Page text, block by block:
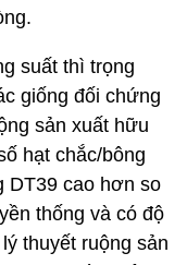
suất thì trọng
giống đối chứng
sản xuất hữu
hạt chắc/bông
DT39 cao hơn so
thống và có độ
thuyết ruộng sản